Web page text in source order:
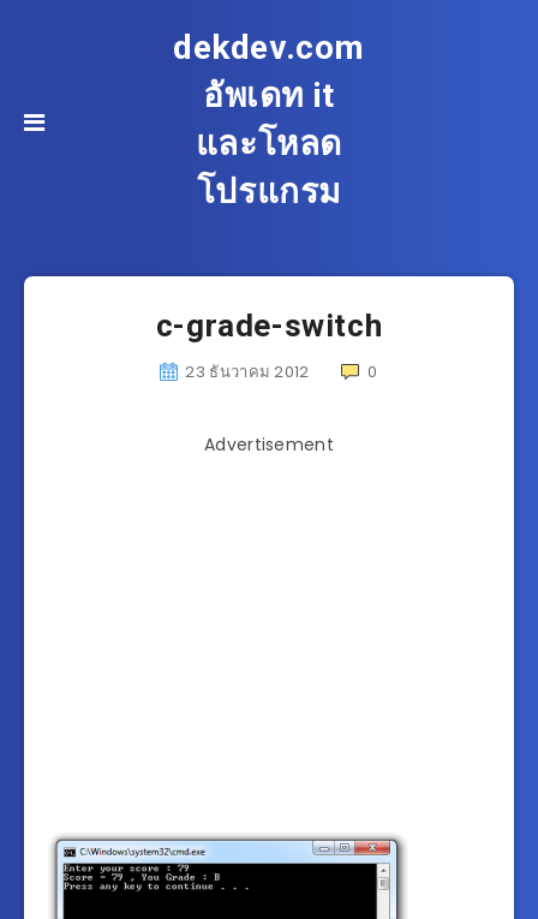
dekdev.com
อัพเดท it
และโหลด
โปรแกรม
c-grade-switch
23 ธันวาคม 2012 0
Advertisement